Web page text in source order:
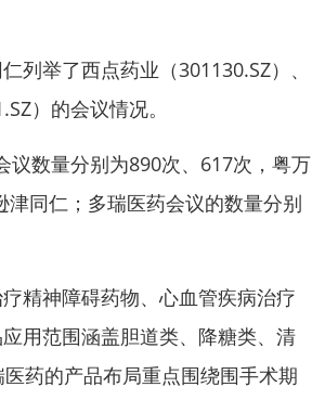
列举了西点药业 （301130.SZ）、
）的会议情况。
数量分别为890次、617次， 粤万
同仁；多瑞医药会议的数量分别
神障碍药物、心血管疾病治疗
用范围涵盖胆道类、降糖类、清
药的产品布局重点围绕围手术期